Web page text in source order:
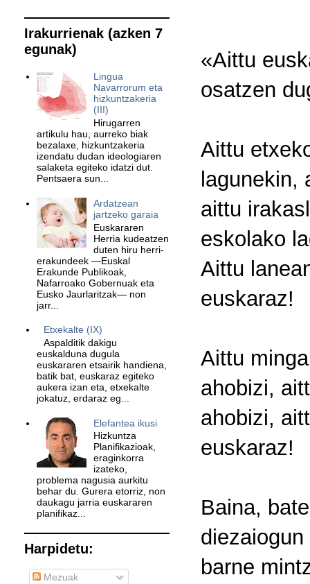
«Aittu
osatzen
Aittu
lagunekin,
aittu
eskolako
Aittu
euskaraz!
Aittu
ahobizi,
ahobizi,
euskaraz!
Baina,
barne
Irakurrienak (azken 7
egunak)
Lingua
Navarrorum eta
hizkuntzakeria
(III)
Hirugarren
artikulu hau, aurreko biak
bezalaxe, hizkuntzakeria
izendatu dudan ideologiaren
salaketa egiteko idatzi dut.
Pentsaera sun...
Ardatzean
jartzeko garaia
Euskararen
Herria kudeatzen
duten hiru herri-
erakundeek —Euskal
Erakunde Publikoak,
Nafarroako Gobernuak eta
Eusko Jaurlaritzak— non
jarr...
Etxekalte (IX)
Aspalditik dakigu
euskalduna dugula
euskararen etsairik handiena,
batik bat, euskaraz egiteko
aukera izan eta, etxekalte
jokatuz, erdaraz eg...
Elefantea ikusi
Hizkuntza
Planifikazioak,
eraginkorra
izateko,
problema nagusia aurkitu
behar du. Gurera etorriz, non
daukagu jarria euskararen
planifikaz...
Harpidetu:
Mezuak